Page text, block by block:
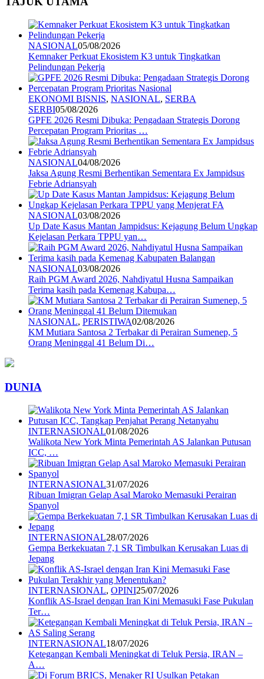
NASIONAL05/08/2026
Kemnaker Perkuat Ekosistem K3 untuk Tingkatkan
Pelindungan Pekerja
EKONOMI BISNIS, NASIONAL, SERBA
SERBI05/08/2026
GPFE 2026 Resmi Dibuka: Pengadaan Strategis Dorong
Percepatan Program Prioritas …
NASIONAL04/08/2026
Jaksa Agung Resmi Berhentikan Sementara Ex Jampidsus
Febrie Adriansyah
NASIONAL03/08/2026
Up Date Kasus Mantan Jampidsus: Kejagung Belum Ungkap
Kejelasan Perkara TPPU yan…
NASIONAL03/08/2026
Raih PGM Award 2026, Nahdiyatul Husna Sampaikan
Terima kasih pada Kemenag Kabupa…
NASIONAL, PERISTIWA02/08/2026
KM Mutiara Santosa 2 Terbakar di Perairan Sumenep, 5
Orang Meninggal 41 Belum Di…
DUNIA
INTERNASIONAL01/08/2026
Walikota New York Minta Pemerintah AS Jalankan Putusan
ICC, …
INTERNASIONAL31/07/2026
Ribuan Imigran Gelap Asal Maroko Memasuki Perairan
Spanyol
INTERNASIONAL28/07/2026
Gempa Berkekuatan 7,1 SR Timbulkan Kerusakan Luas di
Jepang
INTERNASIONAL, OPINI25/07/2026
Konflik AS-Israel dengan Iran Kini Memasuki Fase Pukulan
Ter…
INTERNASIONAL18/07/2026
Ketegangan Kembali Meningkat di Teluk Persia, IRAN –
A…